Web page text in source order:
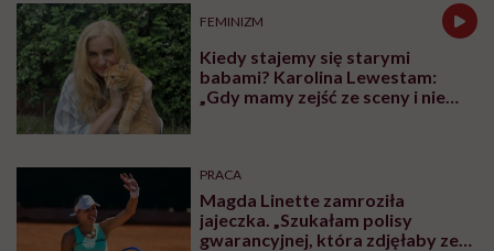
FEMINIZM
Kiedy stajemy się starymi
babami? Karolina Lewestam:
„Gdy mamy zejść ze sceny i nie
PRACA
Magda Linette zamroziła
jajeczka. „Szukałam polisy
gwarancyjnej, która zdjęłaby ze